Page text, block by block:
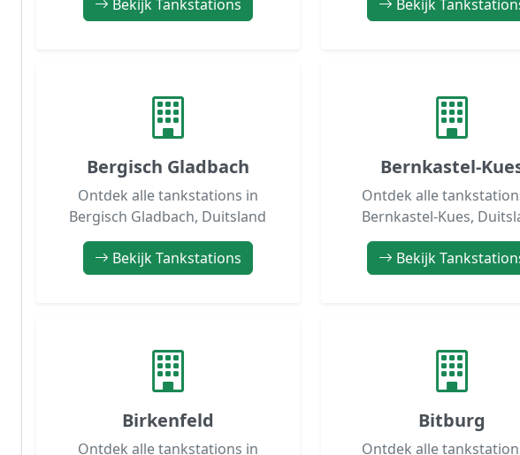
Bekijk Tankstations Bekijk
Bergisch Gladbach
Ontdek alle tankstations in
Bergisch Gladbach, Duitsland
Bekijk Tankstations
Bernkastel-
Ontdek alle
Bernkastel-Kues,
Bekijk
Birkenfeld
Ontdek alle tankstations in
Bitburg
Ontdek alle